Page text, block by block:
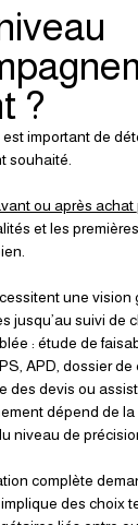
?
important de
souhaité.
ou après achat
et les
une vision
jusqu’au suivi de
: étude de
APD, dossier
des devis ou
dépend de
niveau de
complète
des choix